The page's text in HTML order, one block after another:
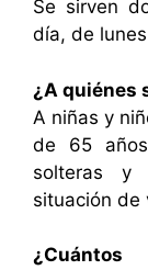
Se sirven
día, de
¿A quiénes
A niñas y
de 65
solteras y
situación de